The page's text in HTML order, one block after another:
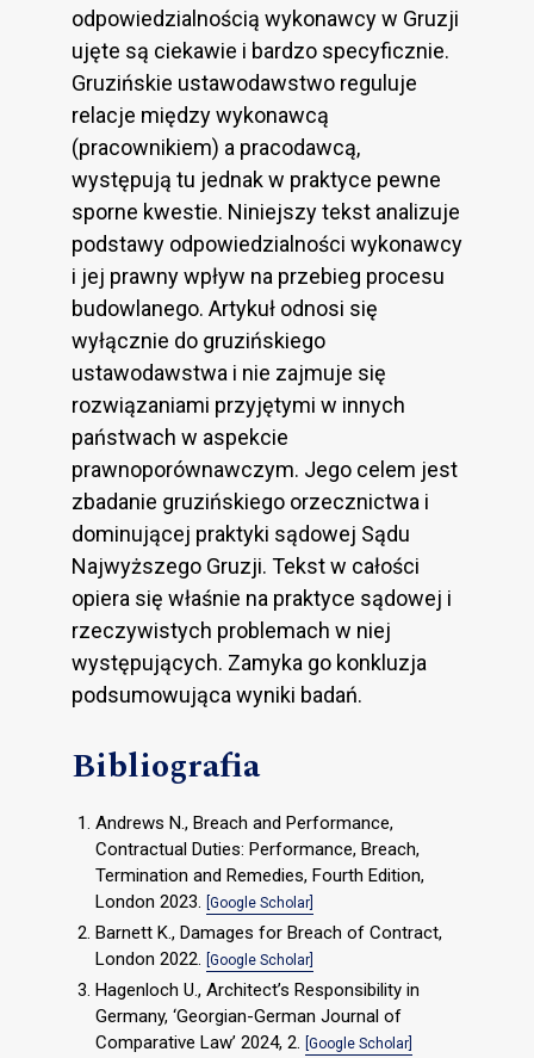
odpowiedzialnością wykonawcy w Gruzji
ujęte są ciekawie i bardzo specyficznie.
Gruzińskie ustawodawstwo reguluje
relacje między wykonawcą
(pracownikiem) a pracodawcą,
występują tu jednak w praktyce pewne
sporne kwestie. Niniejszy tekst analizuje
podstawy odpowiedzialności wykonawcy
i jej prawny wpływ na przebieg procesu
budowlanego. Artykuł odnosi się
wyłącznie do gruzińskiego
ustawodawstwa i nie zajmuje się
rozwiązaniami przyjętymi w innych
państwach w aspekcie
prawnoporównawczym. Jego celem jest
zbadanie gruzińskiego orzecznictwa i
dominującej praktyki sądowej Sądu
Najwyższego Gruzji. Tekst w całości
opiera się właśnie na praktyce sądowej i
rzeczywistych problemach w niej
występujących. Zamyka go konkluzja
podsumowująca wyniki badań.
Bibliografia
Andrews N., Breach and Performance,
Contractual Duties: Performance, Breach,
Termination and Remedies, Fourth Edition,
London 2023. [Google Scholar]
Barnett K., Damages for Breach of Contract,
London 2022. [Google Scholar]
Hagenloch U., Architect’s Responsibility in
Germany, ‘Georgian-German Journal of
Comparative Law’ 2024, 2. [Google Scholar]